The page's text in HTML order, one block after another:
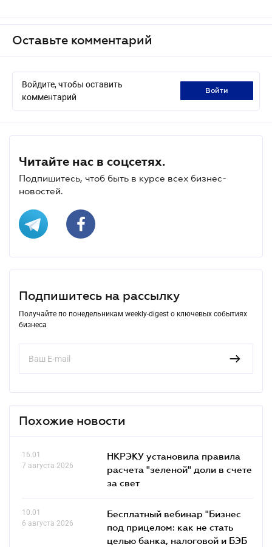
Оставьте комментарий
Войдите, чтобы оставить
комментарий
войти
Читайте нас в соцсетях.
Подпишитесь, чтоб быть в курсе всех бизнес-
новостей.
Подпишитесь на рассылку
Получайте по понедельникам weekly-digest о ключевых событиях
бизнеса
Похожие новости
16.01
7 августа 2026
НКРЭКУ установила правила
расчета "зеленой" доли в счете
за свет
10.01
6 августа 2026
Бесплатный вебинар "Бизнес
под прицелом: как не стать
целью банка, налоговой и БЭБ